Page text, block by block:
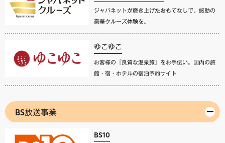
ジャパネットが磨き上げたおもてなしで、感動の
豪華クルーズ体験を。
ゆこゆこ
お客様の『良質な温泉旅』をお手伝い。国内の旅
館・宿・ホテルの宿泊予約サイト
BS放送事業
BS10